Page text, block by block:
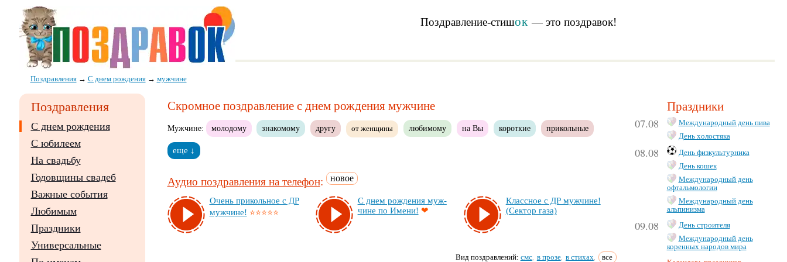
Поздравление-стишок — это поздравок!
Поздравления→ С днем рождения→ мужчине
Скромное поздравление с днем рождения мужчине
Мужчине: молодому знакомому другу от женщины любимому на Вы короткие прикольные
еще ↓
Аудио поздравления на телефон: новое
Очень при­коль­ное с ДР
муж­чи­не! ⭐⭐⭐⭐⭐
С днем рож­де­ния муж­
чи­не по Име­ни! ❤
Клас­сное с ДР муж­чи­не!
(Сек­тор га­за)
Вид поздравлений: смс, в прозе, в стихах все
Поздравления
С днем рождения
С юбилеем
На свадьбу
Годовщины свадеб
Важные события
Любимым
Праздники
Универсальные
Праздники
07.08
Международный день пива
День холостяка
08.08
День физкультурника
День кошек
Международный день
офтальмологии
Международный день
альпинизма
09.08
День строителя
Международный день
коренных народов мира